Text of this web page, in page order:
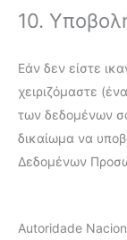
10.
Εάν δεν είστε
χειριζόμαστε
των δεδομένων
δικαίωμα να
Δεδομένων
Autoridade